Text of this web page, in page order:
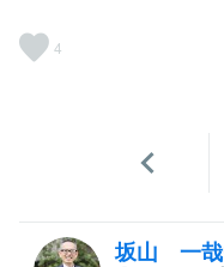
4
坂山 一哉